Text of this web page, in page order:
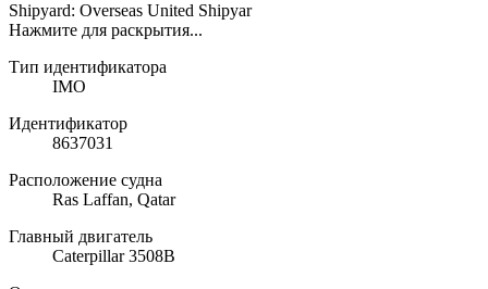
Shipyard: Overseas United Shipyar
Нажмите для раскрытия...
Тип идентификатора
IMO
Идентификатор
8637031
Расположение судна
Ras Laffan, Qatar
Главный двигатель
Caterpillar 3508B